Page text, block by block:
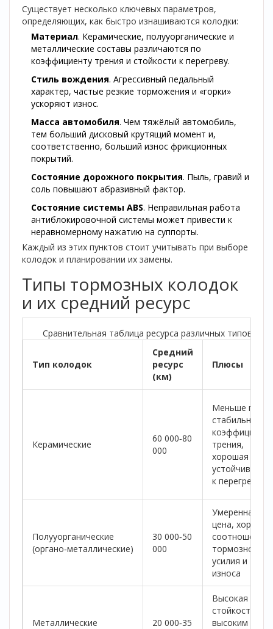
Существует несколько ключевых параметров,
определяющих, как быстро изнашиваются колодки:
Материал. Керамические, полууорганические и
металлические составы различаются по
коэффициенту трения и стойкости к перегреву.
Стиль вождения. Агрессивный педальный
характер, частые резкие торможения и «горки»
ускоряют износ.
Масса автомобиля. Чем тяжёлый автомобиль,
тем больший дисковый крутящий момент и,
соответственно, больший износ фрикционных
покрытий.
Состояние дорожного покрытия. Пыль, гравий и
соль повышают абразивный фактор.
Состояние системы ABS. Неправильная работа
антиблокировочной системы может привести к
неравномерному нажатию на суппорты.
Каждый из этих пунктов стоит учитывать при выборе
колодок и планировании их замены.
Типы тормозных колодок
и их средний ресурс
Сравнительная таблица ресурса различных типов
Тип колодок
Средний
ресурс
(км)
Плюсы
Керамические
60 000‑80
000
Меньше пыли,
стабильный
коэффициент
трения,
хорошая
устойчивость
к перегреву
Полууорганические
(органо‑металлические)
30 000‑50
000
Умеренная
цена, хорошее
соотношение
тормозного
усилия и
износа
Металлические 20 000‑35
Высокая
стойкость к
высоким